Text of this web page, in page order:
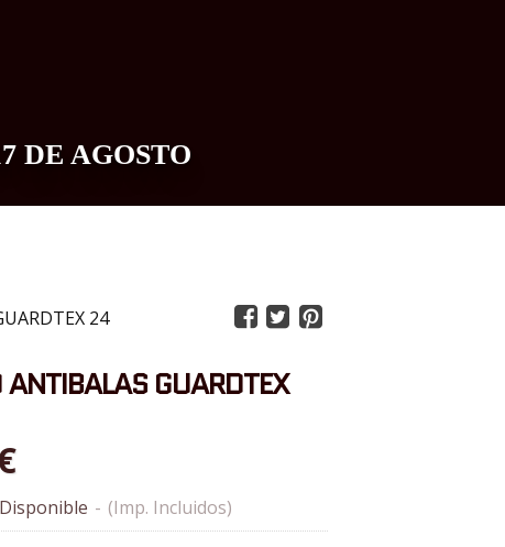
DE AGOSTO
24
ANTIBALAS GUARDTEX
- (Imp. Incluidos)